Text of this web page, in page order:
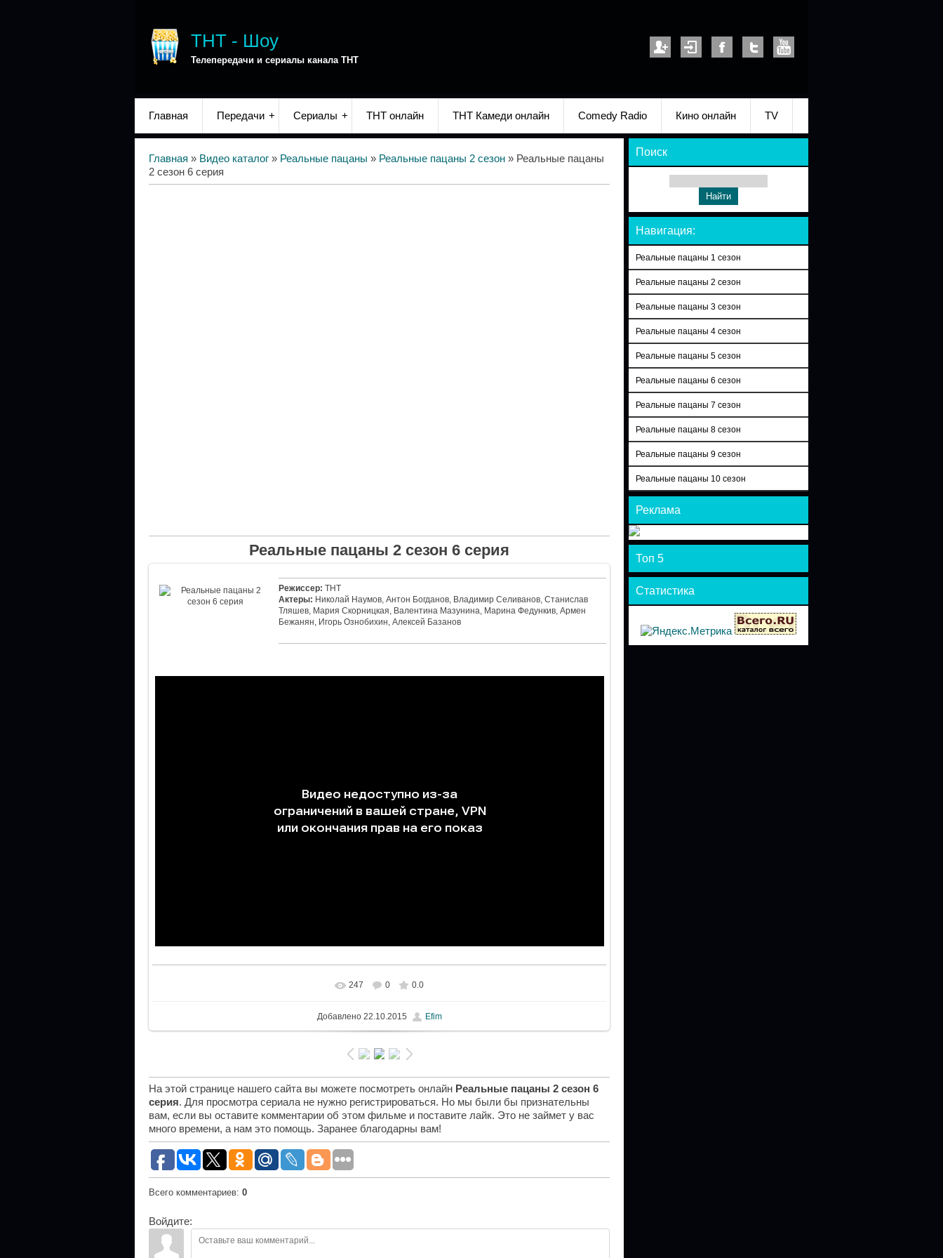
ТНТ - Шоу
Телепередачи и сериалы канала ТНТ
Главная Передачи Сериалы ТНТ онлайн ТНТ Камеди онлайн Comedy Radio Кино онлайн TV
Главная » Видео каталог » Реальные пацаны » Реальные пацаны 2 сезон » Реальные пацаны
2 сезон 6 серия
Реальные пацаны 2 сезон 6 серия
Режиссер: ТНТ
Актеры: Николай Наумов, Антон Богданов, Владимир Селиванов, Станислав
Тляшев, Мария Скорницкая, Валентина Мазунина, Марина Федункив, Армен
Бежанян, Игорь Ознобихин, Алексей Базанов
247 0 0.0
Добавлено22.10.2015 Efim
На этой странице нашего сайта вы можете посмотреть онлайн Реальные пацаны 2 сезон 6
серия. Для просмотра сериала не нужно регистрироваться. Но мы были бы признательны
вам, если вы оставите комментарии об этом фильме и поставите лайк. Это не займет у вас
много времени, а нам это помощь. Заранее благодарны вам!
Всего комментариев: 0
Войдите:
Поиск
Навигация:
Реальные пацаны 1 сезон
Реальные пацаны 2 сезон
Реальные пацаны 3 сезон
Реальные пацаны 4 сезон
Реальные пацаны 5 сезон
Реальные пацаны 6 сезон
Реальные пацаны 7 сезон
Реальные пацаны 8 сезон
Реальные пацаны 9 сезон
Реальные пацаны 10 сезон
Реклама
Топ 5
Статистика